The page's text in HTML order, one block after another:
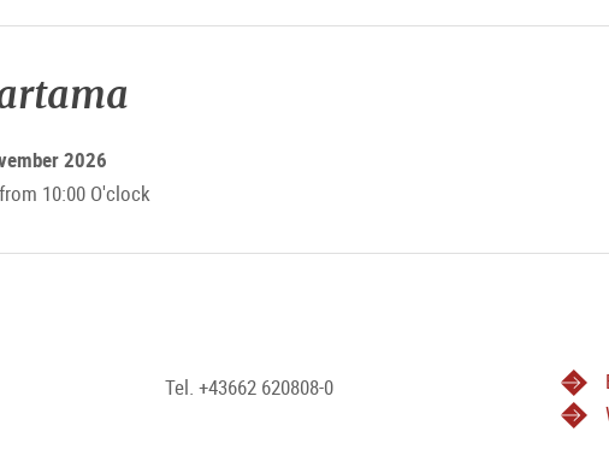
2026
10:00 O'clock
Tel. +43662 620808-0